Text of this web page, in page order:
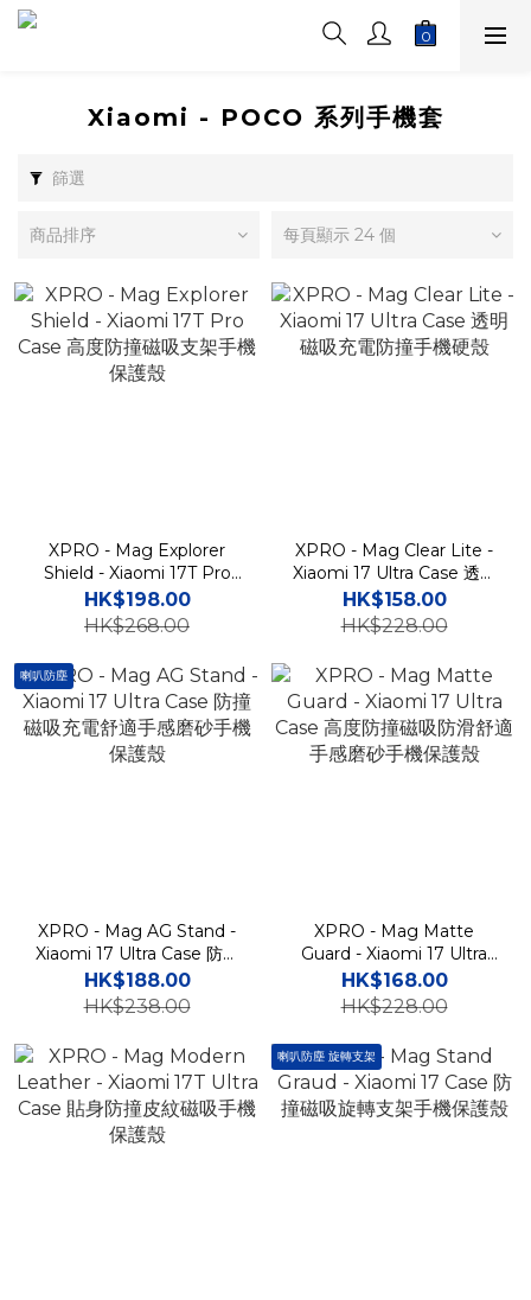
Xiaomi - POCO 系列手機套
篩選
商品排序 每頁顯示 24 個
XPRO - Mag Explorer
Shield - Xiaomi 17T Pro
Case 高度防撞磁吸支架手
機保護殼
HK$198.00
HK$268.00
XPRO - Mag Clear Lite -
Xiaomi 17 Ultra Case 透明
磁吸充電防撞手機硬殼
HK$158.00
HK$228.00
喇叭防塵
XPRO - Mag AG Stand -
Xiaomi 17 Ultra Case 防撞
磁吸充電舒適手感磨砂手機
保護殼
HK$188.00
HK$238.00
XPRO - Mag Matte
Guard - Xiaomi 17 Ultra
Case 高度防撞磁吸防滑舒
適手感磨砂手機保護殼
HK$168.00
HK$228.00
喇叭防塵 旋轉支架